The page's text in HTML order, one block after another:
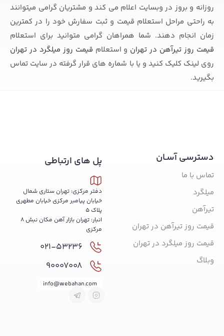
روزانه و بروز در وبسایت اعلام می کند و مشتریان گرامی میتوانند
به راحتی مراحل استعلام قیمت و ثبت سفارش خود را در کمترین
زمان انجام دهند. شما همراهان گرامی متوانید برای استعلام
قیمت روز تیرآهن در تهران و استعلام قیمت روز میلگرد در تهران
روی لینک کلیک کنید و یا با شماره های قرار گرفته در سایت تماس
بگیرید.
دسترسی آسـان
تماس با ما
میلگرد
تیرآهن
قیمت روز تیرآهن در تهران
قیمت روز میلگرد در تهران
وبلاگ
پل های ارتباطی
دفتر مرکزی: تهران ستاری شمال
خیابان پیامبر مرکزی خیابان مطهری
پلاک 5
انبار: تهران بازار آهن مکان نبش 8
مرکزی
021-53236
90007008
info@webahan.com